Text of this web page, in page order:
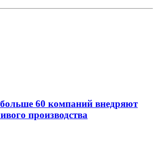
60 компаний внедряют
производства